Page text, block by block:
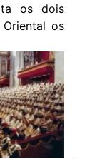
os dois
os